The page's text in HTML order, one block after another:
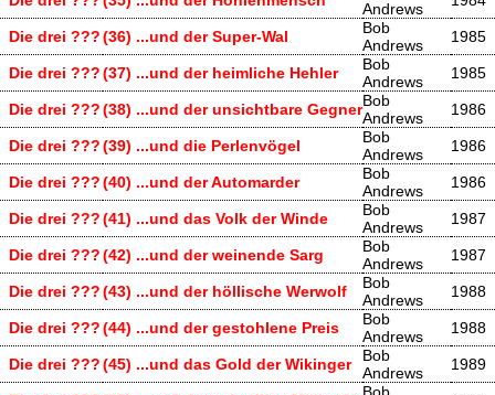
Andrews
Die drei ???(36) ...und der Super-Wal
Bob
Andrews
1985
Die drei ???(37) ...und der heimliche Hehler
Bob
Andrews
1985
Die drei ???(38) ...und der unsichtbare GegnerBob
Andrews
1986
Die drei ???(39) ...und die Perlenvögel
Bob
Andrews
1986
Die drei ???(40) ...und der Automarder
Bob
Andrews
1986
Die drei ???(41) ...und das Volk der Winde
Bob
Andrews
1987
Die drei ???(42) ...und der weinende Sarg
Bob
Andrews
1987
Die drei ???(43) ...und der höllische Werwolf
Bob
Andrews
1988
Die drei ???(44) ...und der gestohlene Preis
Bob
Andrews
1988
Die drei ???(45) ...und das Gold der Wikinger
Bob
Andrews
1989
Bob